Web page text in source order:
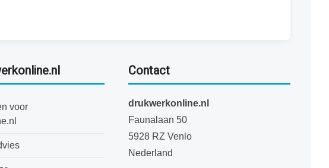
voor
Contact
drukwerkonline.nl
Faunalaan 50
5928 RZ Venlo
Nederland